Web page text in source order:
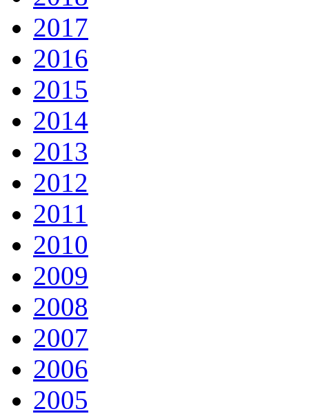
2017
2016
2015
2014
2013
2012
2011
2010
2009
2008
2007
2006
2005